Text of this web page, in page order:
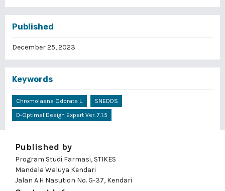
Published
December 25, 2023
Keywords
Chromolaena Odorata L.
SNEDDS
D-Optimal Design Expert Ver. 7.1.5
Published by
Program Studi Farmasi, STIKES
Mandala Waluya Kendari
Jalan A.H Nasution No. G-37, Kendari